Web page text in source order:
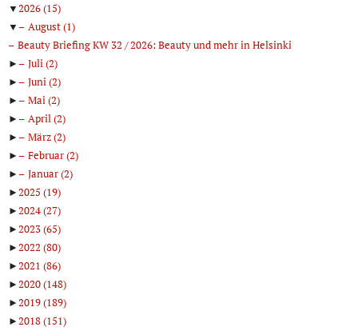
▼2026(15)
▼
August(1)
Beauty Briefing KW 32 / 2026: Beauty und mehr in Helsinki
►
Juli(2)
►
Juni(2)
►
Mai(2)
►
April(2)
►
März(2)
►
Februar(2)
►
Januar(2)
►2025 (19)
►2024(27)
►2023(65)
►2022 (80)
►2021 (86)
►2020(148)
►2019(189)
►2018(151)